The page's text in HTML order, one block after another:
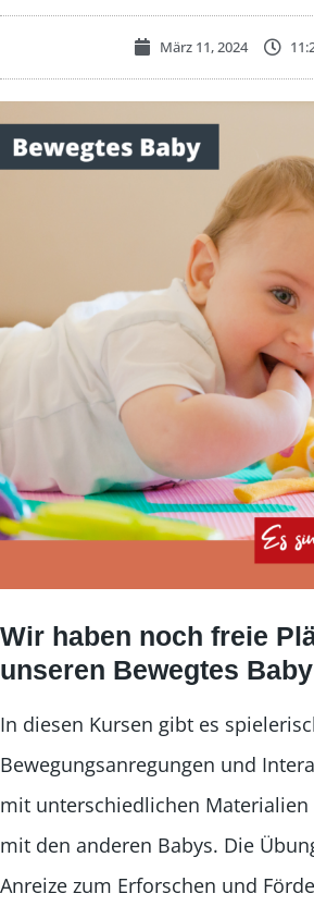
März 11, 2024
Wir haben noch freie
unseren Bewegtes
In diesen Kursen gibt es
Bewegungsanregungen und
mit unterschiedlichen
mit den anderen Babys. Die
Anreize zum Erforschen und